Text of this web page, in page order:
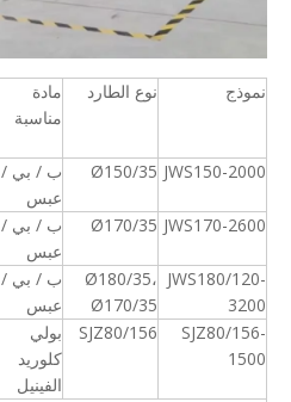
نموذج نوع الطارد
مادة
مناسبة
JWS150-2000
Ø150/35
ب / بي /
عبس
JWS170-2600
Ø170/35
ب / بي /
عبس
JWS180/120-
3200
Ø180/35،
Ø170/35
ب / بي /
عبس
SJZ80/156-
1500
SJZ80/156
بولي
كلوريد
الفينيل